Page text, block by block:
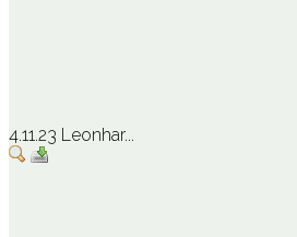
4.11.23 Leonhar...